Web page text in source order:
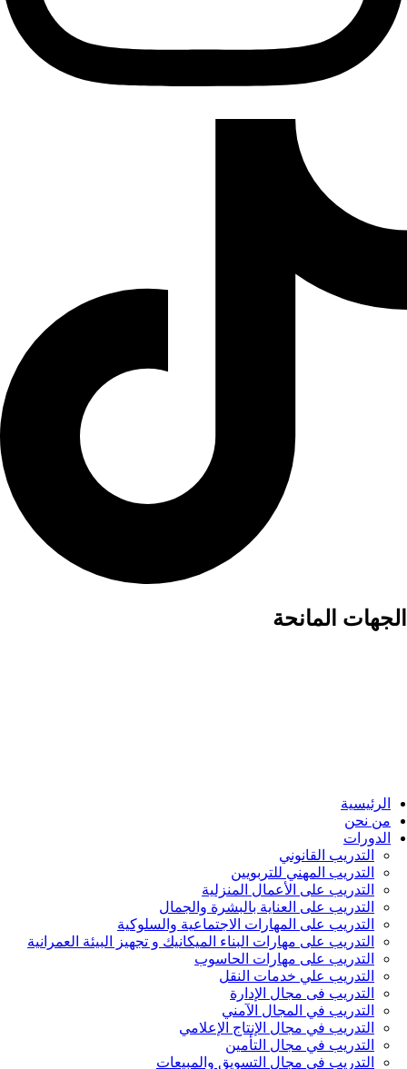
الجهات المانحة
الرئيسية
من نحن
الدورات
التدريب القانوني
التدريب المهني للتربويين
التدريب على الأعمال المنزلية
التدريب على العناية بالبشرة والجمال
التدريب على المهارات الاجتماعية والسلوكية
التدريب على مهارات البناء الميكانيك و تجهيز البيئة العمرانية
التدريب على مهارات الحاسوب
التدريب علي خدمات النقل
التدريب فى مجال الإدارة
التدريب في المجال الآمني
التدريب في مجال الإنتاج الإعلامي
التدريب في مجال التأمين
التدريب في مجال التسويق والمبيعات